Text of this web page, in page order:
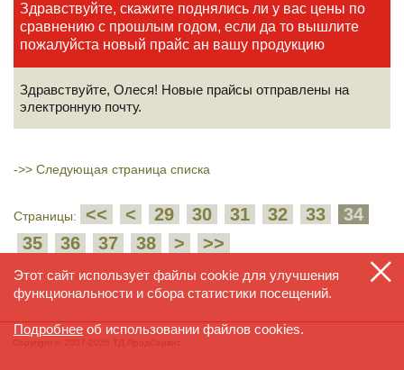
Здравствуйте, скажите поднялись ли у вас цены по
сравнению с прошлым годом, если да то вышлите
пожалуйста новый прайс ан вашу продукцию
Здравствуйте, Олеся! Новые прайсы отправлены на
электронную почту.
->> Следующая страница списка
Страницы: << < 29 30 31 32 33
34
35
36 37 38 > >>
Этот сайт использует файлы cookie для улучшения
функциональности и сбора статистики посещений.
Подробнее об использовании файлов cookies.